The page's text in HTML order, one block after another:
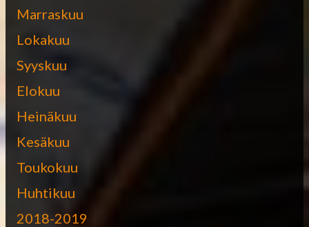
Marraskuu
Lokakuu
Syyskuu
Elokuu
Heinäkuu
Kesäkuu
Toukokuu
Huhtikuu
2018-2019